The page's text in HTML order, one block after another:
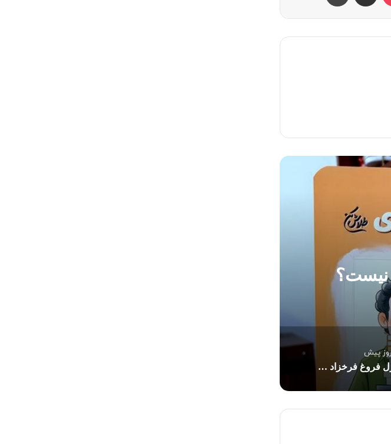
نیست؟
غزل فروغ فرخزاد در دانشگاه شیراز با رویکرد فرم‌شناسانه بازخوانی شد